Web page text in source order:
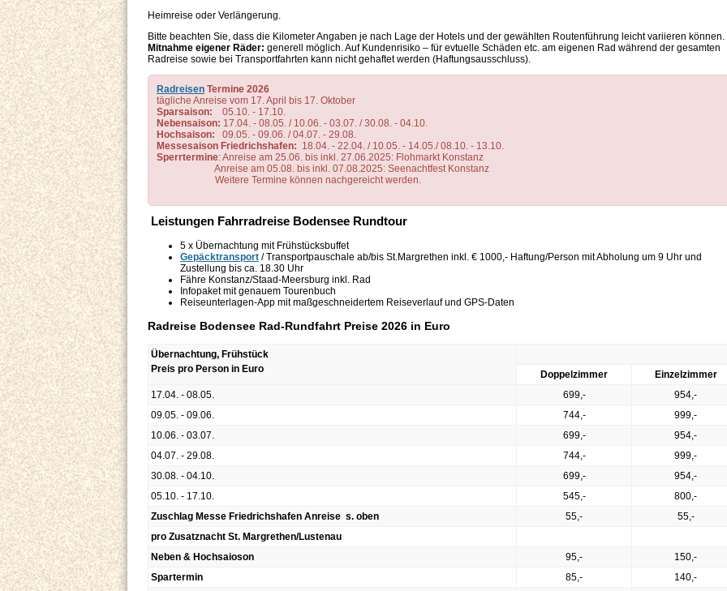
Heimreise oder Verlängerung.
Bitte beachten Sie, dass die Kilometer Angaben je nach Lage der Hotels und der gewählten Routenführung leicht variieren können.
Mitnahme eigener Räder: generell möglich. Auf Kundenrisiko – für evtuelle Schäden etc. am eigenen Rad während der gesamten
Radreise sowie bei Transportfahrten kann nicht gehaftet werden (Haftungsausschluss).
Radreisen Termine 2026
tägliche Anreise vom 17. April bis 17. Oktober
Sparsaison: 05.10. - 17.10.
Nebensaison: 17.04. - 08.05. / 10.06. - 03.07. / 30.08. - 04.10.
Hochsaison: 09.05. - 09.06. / 04.07. - 29.08.
Messesaison Friedrichshafen: 18.04. - 22.04. / 10.05. - 14.05./ 08.10. - 13.10.
Sperrtermine: Anreise am 25.06. bis inkl. 27.06.2025: Flohmarkt Konstanz
Anreise am 05.08. bis inkl. 07.08.2025: Seenachtfest Konstanz
Weitere Termine können nachgereicht
Leistungen Fahrradreise Bodensee Rundtour
5 x Übernachtung mit Frühstücksbuffet
Gepäcktransport / Transportpauschale ab/bis St.Margrethen inkl. € 1000,- Haftung/Person mit Abholung um 9 Uhr und
Zustellung bis ca. 18.30 Uhr
Fähre Konstanz/Staad-Meersburg inkl. Rad
Infopaket mit genauem Tourenbuch
Reiseunterlagen-App mit maßgeschneidertem Reiseverlauf und GPS-Daten
Radreise Bodensee Rad-Rundfahrt Preise 2026 in Euro
Übernachtung, Frühstück
Preis pro Person in Euro
Doppelzimmer
Einzelzimmer
17.04. - 08.05.
699,-
954,-
09.05. - 09.06.
744,-
999,-
10.06. - 03.07.
699,-
954,-
04.07. - 29.08.
744,-
999,-
30.08. - 04.10.
699,-
954,-
05.10. - 17.10.
545,-
800,-
Zuschlag Messe Friedrichshafen Anreise s. oben
55,-
55,-
pro Zusatznacht St. Margrethen/Lustenau
Neben & Hochsaioson
95,-
150,-
Spartermin
85,-
140,-